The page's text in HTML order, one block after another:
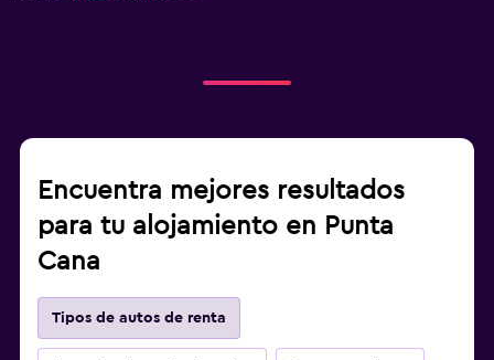
Encuentra mejores resultados
para tu alojamiento en Punta
Cana
Tipos de autos de renta